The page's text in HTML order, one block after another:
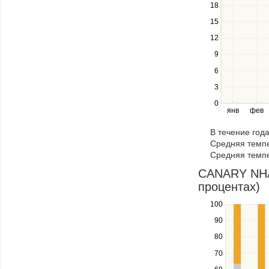
янв фев
0
3
6
9
12
15
18
to
navigate
series.
Use
the
and
right
keys
navigate
through
items
in
a
series.
В течение
Средняя
Средняя
CANARY
процентах)
70
80
90
100
Use
the
and
down